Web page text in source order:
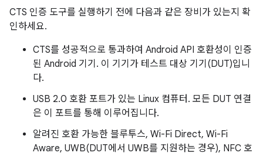
CTS 인증 도구를 실행하기 전에 다음과 같은 장비가 있는지 확
인하세요.
CTS를 성공적으로 통과하여 Android API 호환성이 인증
된 Android 기기. 이 기기가 테스트 대상 기기(DUT)입니
다.
USB 2.0 호환 포트가 있는 Linux 컴퓨터. 모든 DUT 연결
은 이 포트를 통해 이루어집니다.
알려진 호환 가능한 블루투스, Wi-Fi Direct, Wi-Fi
Aware, UWB(DUT에서 UWB를 지원하는 경우), NFC 호